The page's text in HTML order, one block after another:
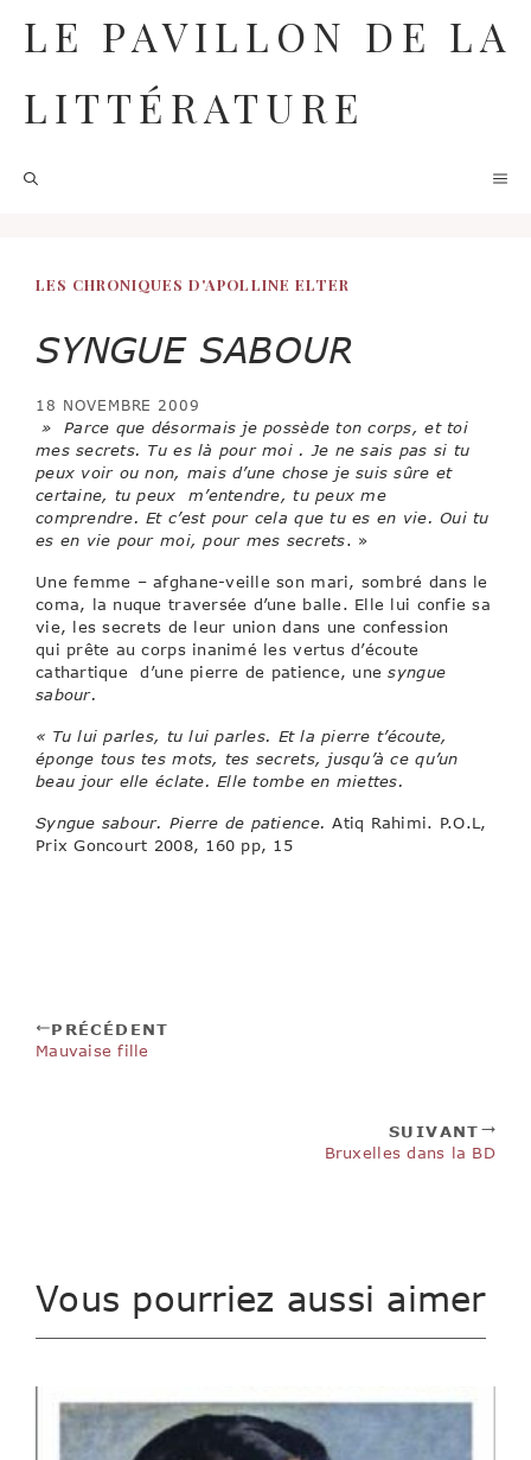
contenu
LE PAVILLON DE LA
LITTÉRATURE
LES CHRONIQUES D'APOLLINE ELTER
SYNGUE SABOUR
18 NOVEMBRE 2009
» Parce que désormais je possède ton corps, et toi
mes secrets. Tu es là pour moi . Je ne sais pas si tu
peux voir ou non, mais d’une chose je suis sûre et
certaine, tu peux m’entendre, tu peux me
comprendre. Et c’est pour cela que tu es en vie. Oui tu
es en vie pour moi, pour mes secrets. »
Une femme – afghane-veille son mari, sombré dans le
coma, la nuque traversée d’une balle. Elle lui confie sa
vie, les secrets de leur union dans une confession
qui prête au corps inanimé les vertus d’écoute
cathartique d’une pierre de patience, unesyngue
sabour.
« Tu lui parles, tu lui parles. Et la pierre t’écoute,
éponge tous tes mots, tes secrets, jusqu’à ce qu’un
beau jour elle éclate. Elle tombe en miettes.
Syngue sabour. Pierre de patience.Atiq Rahimi. P.O.L,
Prix Goncourt 2008, 160 pp, 15
PRÉCÉDENT
Mauvaise fille
SUIVANT
Bruxelles dans la BD
Vous pourriez aussi aimer